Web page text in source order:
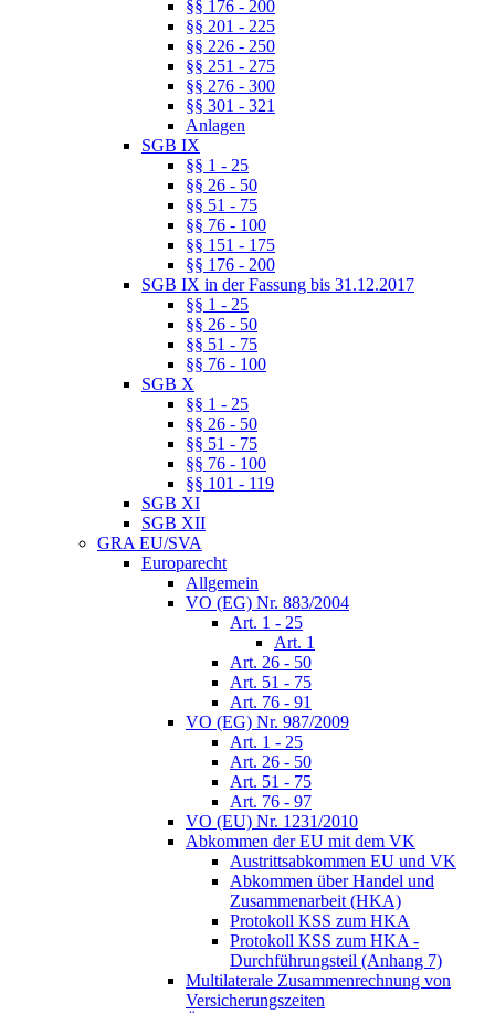
§§ 176 - 200
§§ 201 - 225
§§ 226 - 250
§§ 251 - 275
§§ 276 - 300
§§ 301 - 321
Anlagen
SGB IX
§§ 1 - 25
§§ 26 - 50
§§ 51 - 75
§§ 76 - 100
§§ 151 - 175
§§ 176 - 200
SGB IX in der Fassung bis 31.12.2017
§§ 1 - 25
§§ 26 - 50
§§ 51 - 75
§§ 76 - 100
SGB X
§§ 1 - 25
§§ 26 - 50
§§ 51 - 75
§§ 76 - 100
§§ 101 - 119
SGB XI
SGB XII
GRA EU/SVA
Europarecht
Allgemein
VO (EG) Nr. 883/2004
Art. 1 - 25
Art. 1
Art. 26 - 50
Art. 51 - 75
Art. 76 - 91
VO (EG) Nr. 987/2009
Art. 1 - 25
Art. 26 - 50
Art. 51 - 75
Art. 76 - 97
VO (EU) Nr. 1231/2010
Abkommen der EU mit dem VK
Austrittsabkommen EU und VK
Abkommen über Handel und
Zusammenarbeit (HKA)
Protokoll KSS zum HKA
Protokoll KSS zum HKA -
Durchführungsteil (Anhang 7)
Multilaterale Zusammenrechnung von
Versicherungszeiten